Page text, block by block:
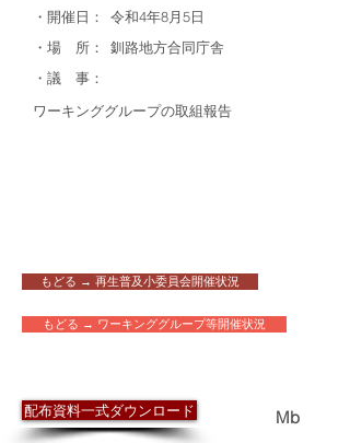
・開催日：
令和4年8月5日
・場 所：
釧路地方合同庁舎
・議 事：
ワーキンググループの取組報告
もどる → 再生普及小委員会開催状況
もどる → ワーキンググループ等開催状況
配布資料一式ダウンロード Mb